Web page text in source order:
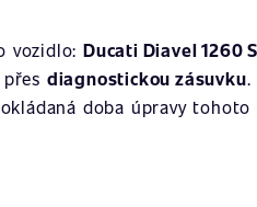
vozidlo: Ducati Diavel 1260
diagnostickou zásuvku.
doba úpravy